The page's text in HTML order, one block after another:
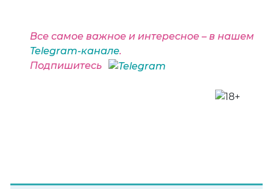
Все самое важное и интересное – в нашем
Telegram-канале.
Подпишитесь